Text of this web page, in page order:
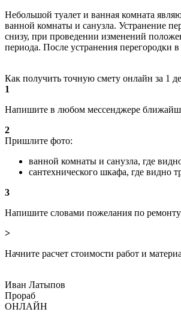
Небольшой туалет и ванная комната
ванной комнаты и санузла. Устранение
снизу, при проведении изменений
периода. После устранения
Как получить точную смету онлайн за 1
1
Напишите в любом мессенджере
2
Пришлите фото:
ванной комнаты и санузла, где
сантехнического шкафа, где видно
3
Напишите словами пожелания по
>
Начните расчет стоимости работ и
Иван Латыпов
Прораб
ОНЛАЙН